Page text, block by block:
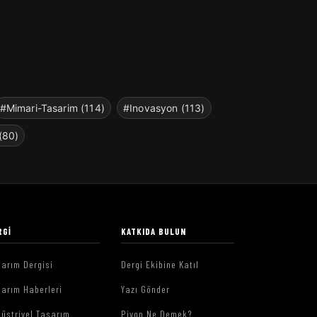
#Mimari-Tasarim (114) #Inovasyon (113)
Dergisi
Haberleri
Tasarım
KATKIDA BULUN
Dergi Ekibine Katıl
Yazı Gönder
Piyon Ne Demek?